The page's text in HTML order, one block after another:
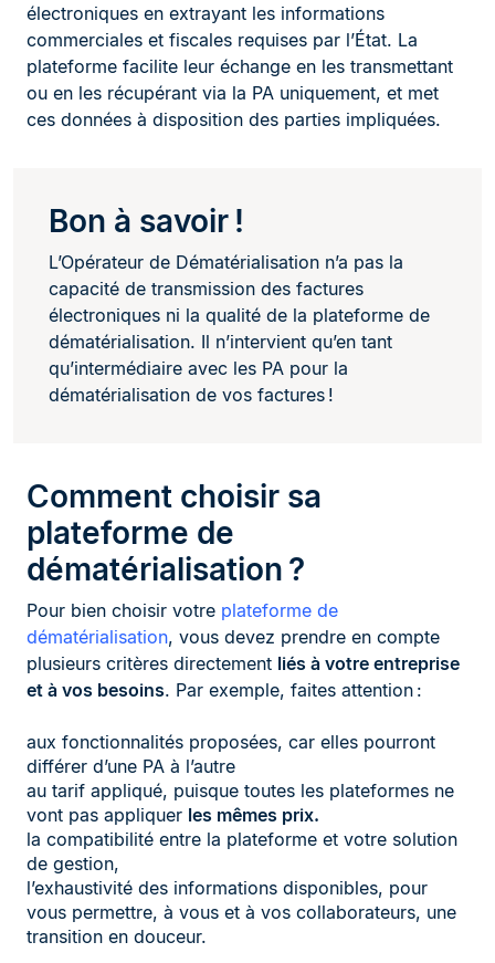
électroniques en extrayant les informations
commerciales et fiscales requises par l’État. La
plateforme facilite leur échange en les transmettant
ou en les récupérant via la PA uniquement, et met
ces données à disposition des parties impliquées.
Bon à savoir !
L’Opérateur de Dématérialisation n’a pas la
capacité de transmission des factures
électroniques ni la qualité de la plateforme de
dématérialisation. Il n’intervient qu’en tant
qu’intermédiaire avec les PA pour la
dématérialisation de vos factures !
Comment choisir sa
plateforme de
dématérialisation ?
Pour bien choisir votre plateforme de
dématérialisation, vous devez prendre en compte
plusieurs critères directement liés à votre entreprise
et à vos besoins. Par exemple, faites attention :
aux fonctionnalités proposées, car elles pourront
différer d’une PA à l’autre
au tarif appliqué, puisque toutes les plateformes ne
vont pas appliquer les mêmes prix.
la compatibilité entre la plateforme et votre solution
de gestion,
l’exhaustivité des informations disponibles, pour
vous permettre, à vous et à vos collaborateurs, une
transition en douceur.